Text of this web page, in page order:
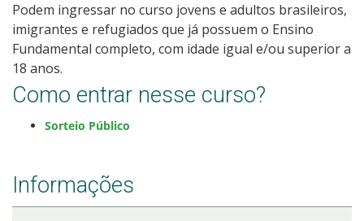
Inscrições e acompanhamento
Orientações para Matrícula
Estatísticas dos Processos Seletivos
Podem ingressar no curso jovens e adultos brasileiros,
imigrantes e refugiados que já possuem o Ensino
Fundamental completo, com idade igual e/ou superior a
18 anos.
Como entrar nesse curso?
Sorteio Público
Informações